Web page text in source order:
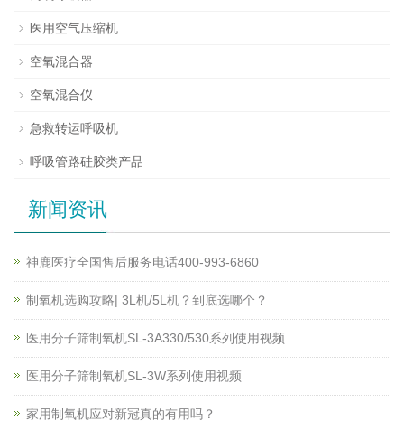
医用空气压缩机
空氧混合器
空氧混合仪
急救转运呼吸机
呼吸管路硅胶类产品
新闻资讯
神鹿医疗全国售后服务电话400-993-6860
制氧机选购攻略| 3L机/5L机？到底选哪个？
医用分子筛制氧机SL-3A330/530系列使用视频
医用分子筛制氧机SL-3W系列使用视频
家用制氧机应对新冠真的有用吗？